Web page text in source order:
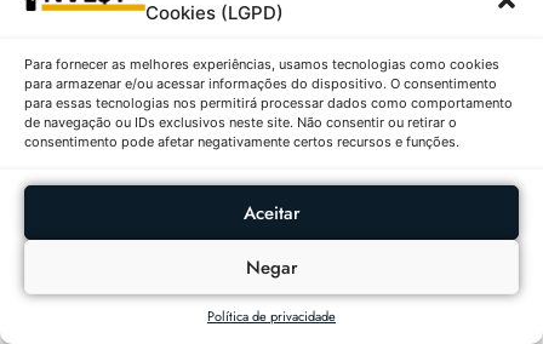
Cookies (LGPD)
Para fornecer as melhores experiências, usamos tecnologias como cookies
para armazenar e/ou acessar informações do dispositivo. O consentimento
para essas tecnologias nos permitirá processar dados como comportamento
de navegação ou IDs exclusivos neste site. Não consentir ou retirar o
consentimento pode afetar negativamente certos recursos e funções.
Aceitar
Negar
Política de privacidade
AÇÕES RANKING DIÁRIO
Ações Com Maiores
Altas E Baixas No
IBOVESPA Em
06/08/2026
FUNDOS
IMOBILIÁRIOS